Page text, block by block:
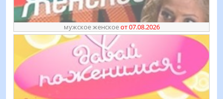
мужское женскоеот 07.08.2026